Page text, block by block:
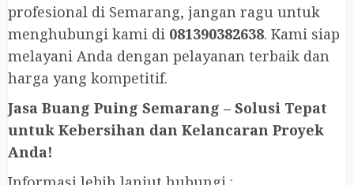
profesional di Semarang, jangan ragu untuk
menghubungi kami di 081390382638. Kami siap
melayani Anda dengan pelayanan terbaik dan
harga yang kompetitif.
Jasa Buang Puing Semarang – Solusi Tepat
untuk Kebersihan dan Kelancaran Proyek
Anda!